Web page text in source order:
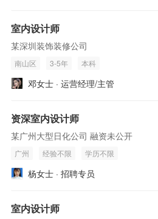
室内设计师
某深圳装饰装修公司
南山区 3-5年 本科
邓女士 · 运营经理/主管
资深室内设计师
某广州大型日化公司 融资未公开
广州 经验不限 学历不限
杨女士 · 招聘专员
室内设计师